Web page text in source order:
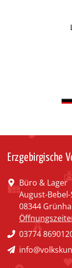
Erzgebirgische
Büro & Lager
August-
08344
03774